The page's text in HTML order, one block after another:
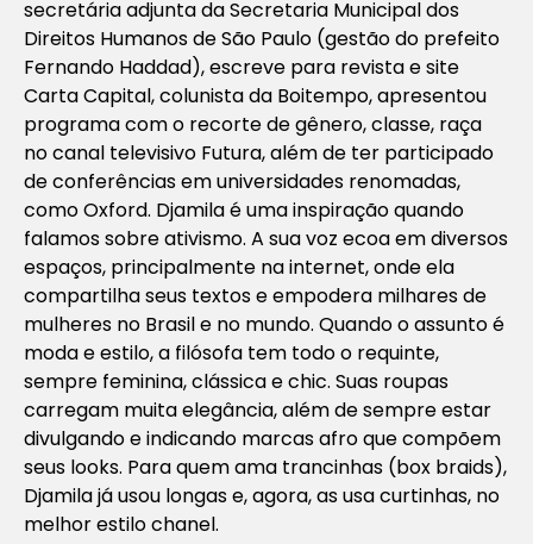
secretária adjunta da Secretaria Municipal dos
Direitos Humanos de São Paulo (gestão do prefeito
Fernando Haddad), escreve para revista e site
Carta Capital, colunista da Boitempo, apresentou
programa com o recorte de gênero, classe, raça
no canal televisivo Futura, além de ter participado
de conferências em universidades renomadas,
como Oxford. Djamila é uma inspiração quando
falamos sobre ativismo. A sua voz ecoa em diversos
espaços, principalmente na internet, onde ela
compartilha seus textos e empodera milhares de
mulheres no Brasil e no mundo. Quando o assunto é
moda e estilo, a filósofa tem todo o requinte,
sempre feminina, clássica e chic. Suas roupas
carregam muita elegância, além de sempre estar
divulgando e indicando marcas afro que compõem
seus looks. Para quem ama trancinhas (box braids),
Djamila já usou longas e, agora, as usa curtinhas, no
melhor estilo chanel.